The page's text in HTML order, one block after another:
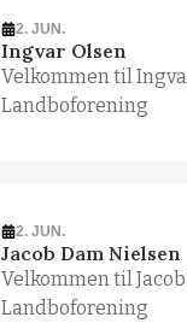
2. JUN.
Ingvar Olsen
Velkommen til
Landboforening
2. JUN.
Jacob Dam Nielsen
Velkommen til
Landboforening